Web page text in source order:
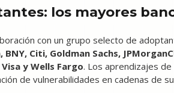
los mayores
con un grupo selecto de
BNY, Citi, Goldman Sachs,
y Wells Fargo. Los aprendizajes
de vulnerabilidades en cadenas de